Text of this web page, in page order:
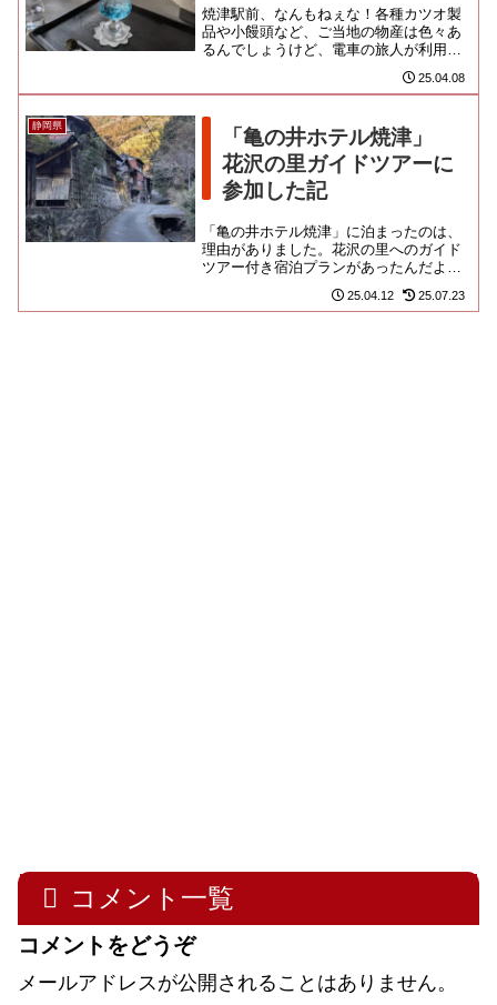
焼津駅前、なんもねぇな！各種カツオ製
品や小饅頭など、ご当地の物産は色々あ
るんでしょうけど、電車の旅人が利用で
きるお土産売店が見当たらないから困っ
ちゃうんだよね。結局、ほぼ手... 25.04.08
静岡県
「亀の井ホテル焼津」
花沢の里ガイドツアーに
参加した記
「亀の井ホテル焼津」に泊まったのは、
理由がありました。花沢の里へのガイド
ツアー付き宿泊プランがあったんだよ！
地元のボランティアガイドさん達と提携
しているらしく、丁寧な案内の...
25.04.12 25.07.23
コメント一覧
コメントをどうぞ
メールアドレスが公開されることはありません。